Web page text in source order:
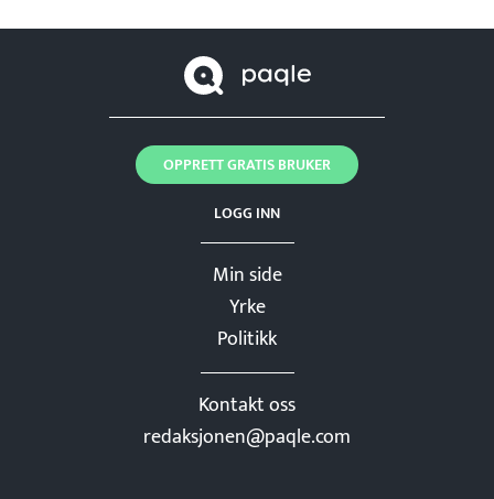
Min side
Yrke
Politikk
Kontakt oss
redaksjonen@paqle.com
LOGG INN
OPPRETT GRATIS BRUKER